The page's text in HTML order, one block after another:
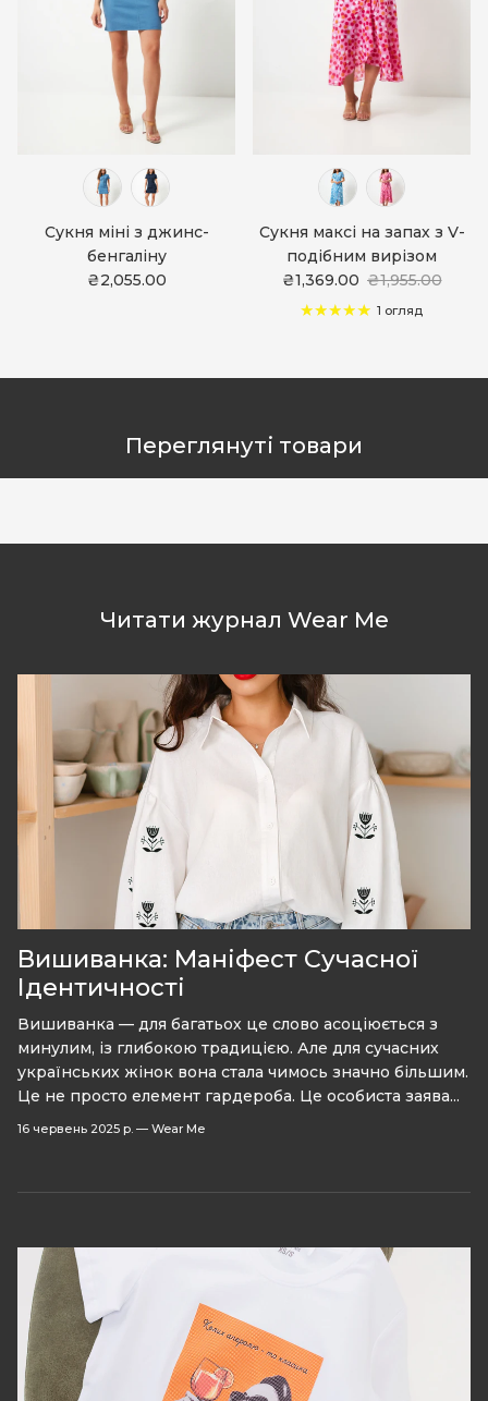
Сукня міні з джинс-
бенгаліну
₴2,055.00
Сукня максі на запах з V-
подібним вирізом
₴1,369.00 ₴1,955.00
1 огляд
Переглянуті товари
Читати журнал Wear Me
Вишиванка: Маніфест Сучасної
Ідентичності
Вишиванка — для багатьох це слово асоціюється з
минулим, із глибокою традицією. Але для сучасних
українських жінок вона стала чимось значно більшим.
Це не просто елемент гардероба. Це особиста заява...
16 червень 2025 р. — Wear Me